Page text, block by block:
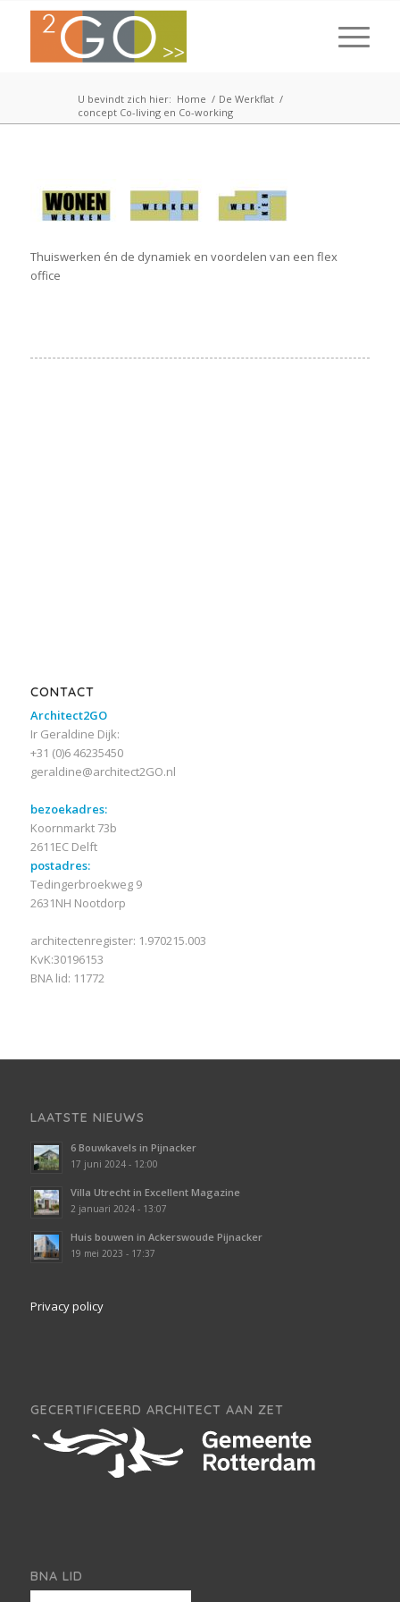
U bevindt zich hier: Home / De Werkflat /
concept Co-living en Co-working
Thuiswerken én de dynamiek en voordelen van een flex
office
CONTACT
Architect2GO
Ir Geraldine Dijk:
+31 (0)6 46235450
geraldine@architect2GO.nl
bezoekadres:
Koornmarkt 73b
2611EC Delft
postadres:
Tedingerbroekweg 9
2631NH Nootdorp
architectenregister: 1.970215.003
KvK:30196153
BNA lid: 11772
LAATSTE NIEUWS
6 Bouwkavels in Pijnacker
17 juni 2024 - 12:00
Villa Utrecht in Excellent Magazine
2 januari 2024 - 13:07
Huis bouwen in Ackerswoude Pijnacker
19 mei 2023 - 17:37
Privacy policy
GECERTIFICEERD ARCHITECT AAN ZET
BNA LID